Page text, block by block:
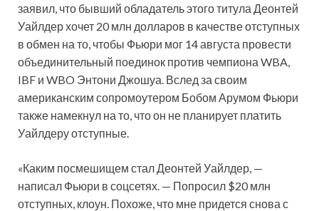
заявил, что бывший обладатель этого титула Деонтей
Уайлдер хочет 20 млн долларов в качестве отступных
в обмен на то, чтобы Фьюри мог 14 августа провести
объединительный поединок против чемпиона WBA,
IBF и WBO Энтони Джошуа. Вслед за своим
американским сопромоутером Бобом Арумом Фьюри
также намекнул на то, что он не планирует платить
Уайлдеру отступные.
«Каким посмешищем стал Деонтей Уайлдер, —
написал Фьюри в соцсетях. — Попросил $20 млн
отступных, клоун. Похоже, что мне придется снова с